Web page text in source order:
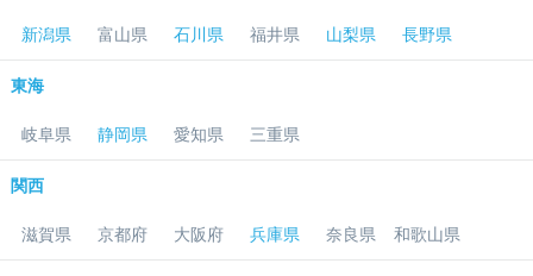
新潟県 富山県 石川県 福井県 山梨県 長野県
東海
岐阜県 静岡県 愛知県 三重県
関西
滋賀県 京都府 大阪府 兵庫県 奈良県 和歌山県